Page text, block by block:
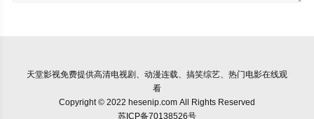
天堂影视免费提供高清电视剧、动漫连载、搞笑综艺、热门电影在线观
看
Copyright © 2022 hesenip.com All Rights Reserved
苏ICP备70138526号